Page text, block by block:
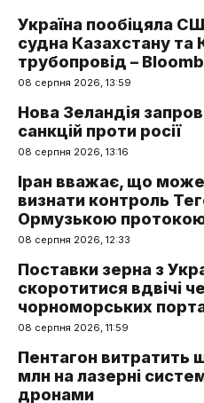
Україна пообіцяла
судна Казахстану та
трубопровід –
08 серпня 2026, 13:59
Нова Зеландія
санкцій проти росії
08 серпня 2026, 13:16
Іран вважає, що
визнати контроль
Ормузькою протокою
08 серпня 2026, 12:33
Поставки зерна з
скоротитися вдвічі
чорноморських
08 серпня 2026, 11:59
Пентагон
млн на лазерні
дронами